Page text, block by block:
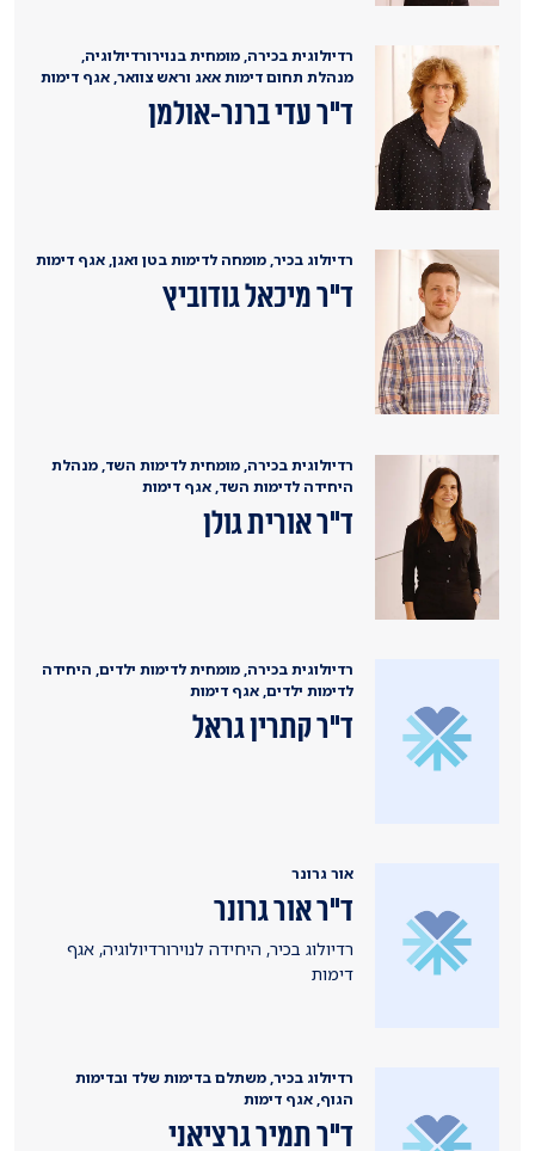
רדיולוגית בכירה, מומחית בנוירורדיולוגיה,
מנהלת תחום דימות אאג וראש צוואר, אגף דימות
ד"ר עדי ברנר-אולמן
רדיולוג בכיר, מומחה לדימות בטן ואגן, אגף דימות
ד"ר מיכאל גודוביץ
רדיולוגית בכירה, מומחית לדימות השד, מנהלת
היחידה לדימות השד, אגף דימות
ד"ר אורית גולן
רדיולוגית בכירה, מומחית לדימות ילדים, היחידה
לדימות ילדים, אגף דימות
ד"ר קתרין גראל
אור גרונר
ד"ר אור גרונר
רדיולוג בכיר, היחידה לנוירורדיולוגיה, אגף
דימות
רדיולוג בכיר, משתלם בדימות שלד ובדימות
הגוף, אגף דימות
ד"ר תמיר גרציאני